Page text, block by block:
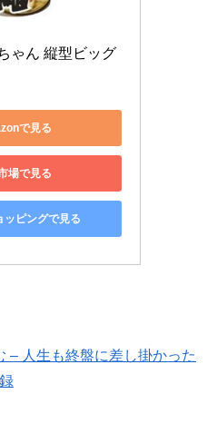
ゃん 縦型ビッグ
で見る
場で見る
ッピングで見る
– 人生も終盤に差し掛かった